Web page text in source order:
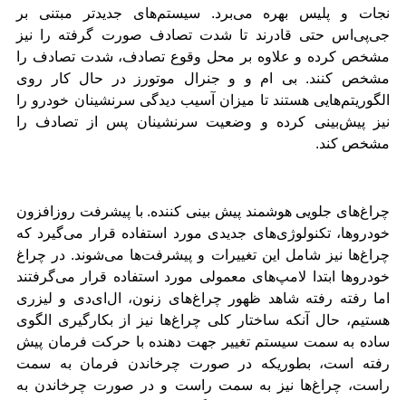
نجات و پلیس بهره می‌برد. سیستم‌های جدیدتر مبتنی بر
جی‌پی‌اس حتی قادرند تا شدت تصادف صورت گرفته را نیز
مشخص کرده و علاوه بر محل وقوع تصادف، شدت تصادف را
مشخص کنند. بی ام و و جنرال موتورز در حال کار روی
الگوریتم‌هایی هستند تا میزان آسیب دیدگی سرنشینان خودرو را
نیز پیش‌بینی کرده و وضعیت سرنشینان پس از تصادف را
مشخص کند.
چراغ‌های جلویی هوشمند پیش بینی کننده. با پیشرفت روزافزون
خودروها، تکنولوژی‌های جدیدی مورد استفاده قرار می‌گیرد که
چراغ‌ها نیز شامل این تغییرات و پیشرفت‌ها می‌شوند. در چراغ
خودروها ابتدا لامپ‌های معمولی مورد استفاده قرار می‌گرفتند
اما رفته رفته شاهد ظهور چراغ‌های زنون، ال‌ای‌دی و لیزری
هستیم، حال آنکه ساختار کلی چراغ‌ها نیز از بکارگیری الگوی
ساده به سمت سیستم تغییر جهت دهنده با حرکت فرمان پیش
رفته است، بطوریکه در صورت چرخاندن فرمان به سمت
راست، چراغ‌ها نیز به سمت راست و در صورت چرخاندن به